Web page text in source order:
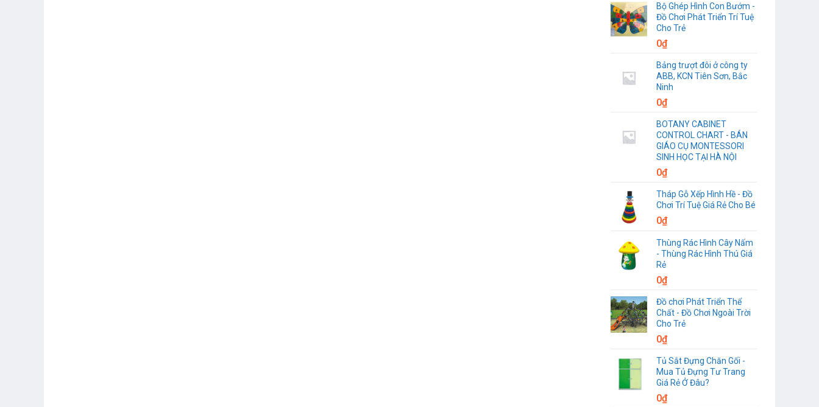
Bộ Ghép Hình Con Bướm -
Đồ Chơi Phát Triển Trí Tuệ
Cho Trẻ
0₫
Bảng trượt đôi ở công ty
ABB, KCN Tiên Sơn, Bắc
Ninh
0₫
BOTANY CABINET
CONTROL CHART - BÁN
GIÁO CỤ MONTESSORI
SINH HỌC TẠI HÀ NỘI
0₫
Tháp Gỗ Xếp Hình Hề - Đồ
Chơi Trí Tuệ Giá Rẻ Cho Bé
0₫
Thùng Rác Hình Cây Nấm
- Thùng Rác Hình Thú Giá
Rẻ
0₫
Đồ chơi Phát Triển Thể
Chất - Đồ Chơi Ngoài Trời
Cho Trẻ
0₫
Tủ Sắt Đựng Chăn Gối -
Mua Tủ Đựng Tư Trang
Giá Rẻ Ở Đâu?
0₫